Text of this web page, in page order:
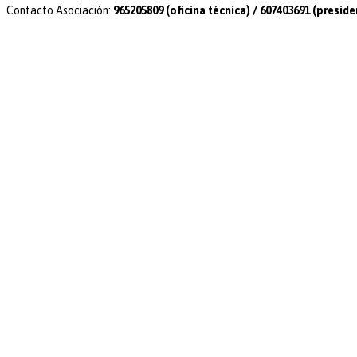
Contacto Asociación: 965205809 (oficina técnica) / 607403691